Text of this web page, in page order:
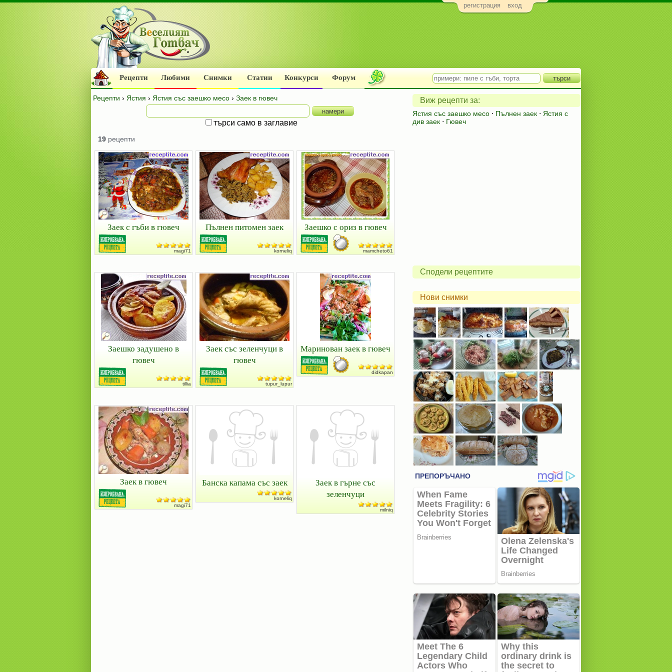
регистрация вход
Рецепти Любими Снимки Статии Конкурси Форум
Рецепти › Ястия › Ястия със заешко месо › Заек в гювеч
търси само в заглавие
19 рецепти
Заек с гъби в гювеч
magi71
Пълнен питомен заек
korneliq
Заешко с ориз в гювеч
mamcheto61
Заешко задушено в
гювеч
tillia
Заек със зеленчуци в
гювеч
tupur_lupur
Маринован заек в гювеч
didkapan
Заек в гювеч
magi71
Банска капама със заек
korneliq
Заек в гърне със
зеленчуци
milniq
Виж рецепти за:
Ястия със заешко месо ⋅ Пълнен заек ⋅ Ястия с
див заек ⋅ Гювеч
Сподели рецептите
Нови снимки